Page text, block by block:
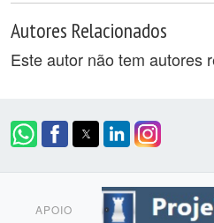
Autores Relacionados
Este autor não tem autores
APOIO